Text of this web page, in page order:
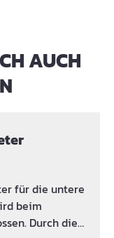
AUCH
Meter
für die untere
beim
die